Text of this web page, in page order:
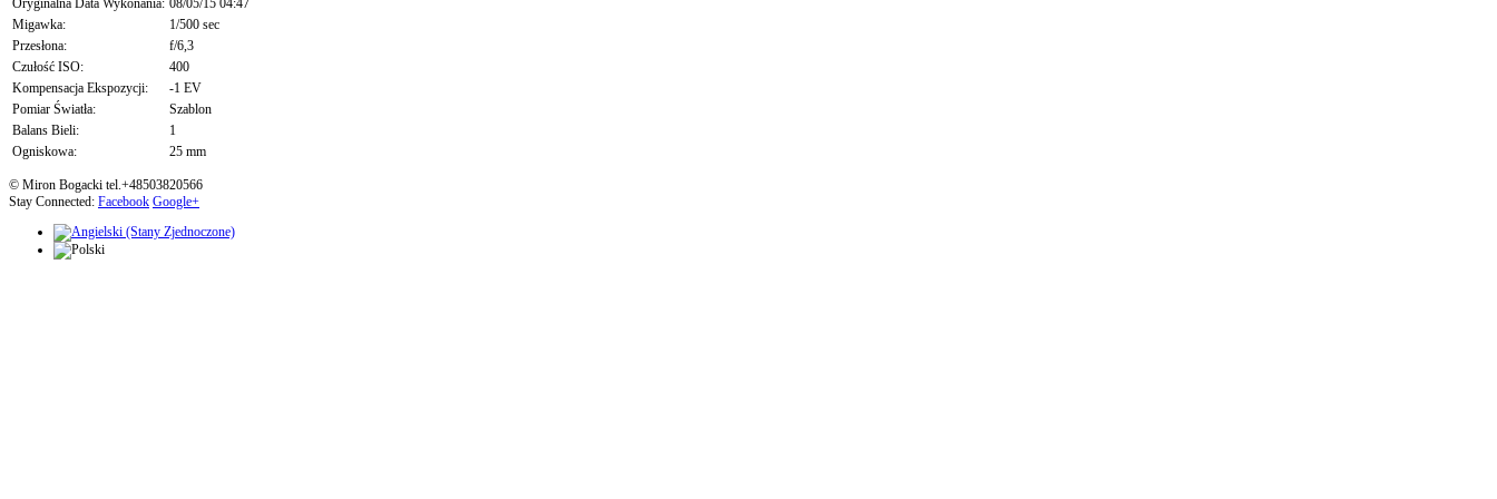
Oryginalna Data Wykonania: 08/05/15 04:47
Migawka:
1/500 sec
Przesłona:
f/6,3
Czułość ISO:
400
Kompensacja Ekspozycji:
-1 EV
Pomiar Światła:
Szablon
Balans Bieli:
1
Ogniskowa:
25 mm
© Miron Bogacki tel.+48503820566
Stay Connected: Facebook Google+